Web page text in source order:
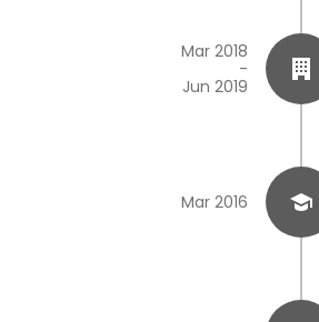
Mar 2018
-
Jun 2019
Mar 2016